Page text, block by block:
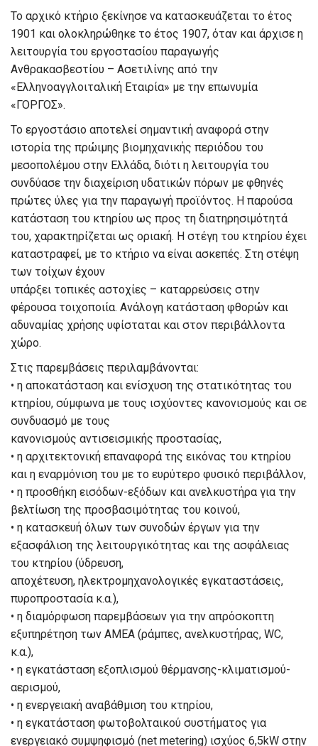
Το αρχικό κτήριο ξεκίνησε να κατασκευάζεται το έτος
1901 και ολοκληρώθηκε το έτος 1907, όταν και άρχισε η
λειτουργία του εργοστασίου παραγωγής
Ανθρακασβεστίου – Ασετιλίνης από την
«Ελληνοαγγλοιταλική Εταιρία» με την επωνυμία
«ΓΟΡΓΟΣ».
Το εργοστάσιο αποτελεί σημαντική αναφορά στην
ιστορία της πρώιμης βιομηχανικής περιόδου του
μεσοπολέμου στην Ελλάδα, διότι η λειτουργία του
συνδύασε την διαχείριση υδατικών πόρων με φθηνές
πρώτες ύλες για την παραγωγή προϊόντος. Η παρούσα
κατάσταση του κτηρίου ως προς τη διατηρησιμότητά
του, χαρακτηρίζεται ως οριακή. Η στέγη του κτηρίου έχει
καταστραφεί, με το κτήριο να είναι ασκεπές. Στη στέψη
των τοίχων έχουν
υπάρξει τοπικές αστοχίες – καταρρεύσεις στην
φέρουσα τοιχοποιία. Ανάλογη κατάσταση φθορών και
αδυναμίας χρήσης υφίσταται και στον περιβάλλοντα
χώρο.
Στις παρεμβάσεις περιλαμβάνονται:
• η αποκατάσταση και ενίσχυση της στατικότητας του
κτηρίου, σύμφωνα με τους ισχύοντες κανονισμούς και σε
συνδυασμό με τους
κανονισμούς αντισεισμικής προστασίας,
• η αρχιτεκτονική επαναφορά της εικόνας του κτηρίου
και η εναρμόνιση του με το ευρύτερο φυσικό περιβάλλον,
• η προσθήκη εισόδων-εξόδων και ανελκυστήρα για την
βελτίωση της προσβασιμότητας του κοινού,
• η κατασκευή όλων των συνοδών έργων για την
εξασφάλιση της λειτουργικότητας και της ασφάλειας
του κτηρίου (ύδρευση,
αποχέτευση, ηλεκτρομηχανολογικές εγκαταστάσεις,
πυροπροστασία κ.α.),
• η διαμόρφωση παρεμβάσεων για την απρόσκοπτη
εξυπηρέτηση των ΑΜΕΑ (ράμπες, ανελκυστήρας, WC,
κ.α.),
• η εγκατάσταση εξοπλισμού θέρμανσης-κλιματισμού-
αερισμού,
• η ενεργειακή αναβάθμιση του κτηρίου,
• η εγκατάσταση φωτοβολταικού συστήματος για
ενεργειακό συμψηφισμό (net metering) ισχύος 6,5kW στην